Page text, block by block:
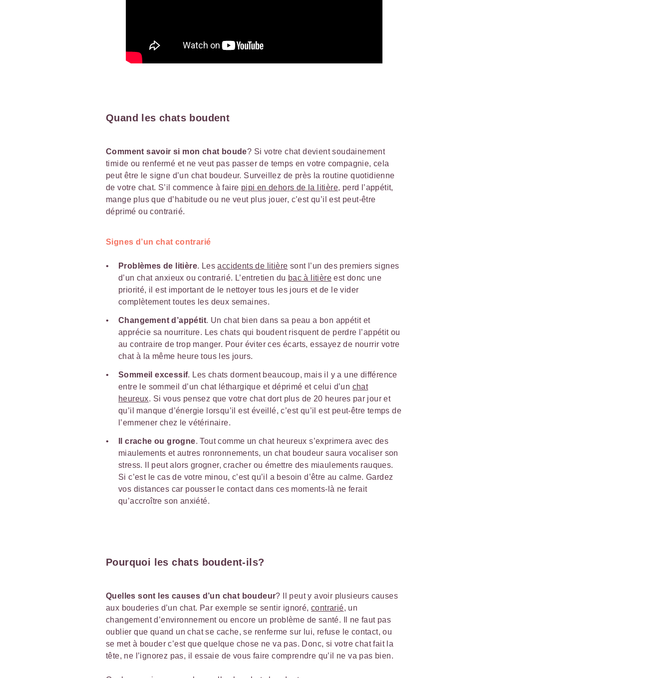
Quand les chats boudent
Comment savoir si mon chat boude? Si votre chat devient soudainement
timide ou renfermé et ne veut pas passer de temps en votre compagnie, cela
peut être le signe d’un chat boudeur. Surveillez de près la routine quotidienne
de votre chat. S’il commence à faire pipi en dehors de la litière, perd l’appétit,
mange plus que d’habitude ou ne veut plus jouer, c’est qu’il est peut-être
déprimé ou contrarié.
Signes d’un chat contrarié
Problèmes de litière. Lesaccidents de litière sont l’un des premiers signes
d’un chat anxieux ou contrarié. L’entretien du bac à litière est donc une
priorité, il est important de le nettoyer tous les jours et de le vider
complètement toutes les deux semaines.
Changement d’appétit. Un chat bien dans sa peau a bon appétit et
apprécie sa nourriture. Les chats qui boudent risquent de perdre l’appétit ou
au contraire de trop manger. Pour éviter ces écarts, essayez de nourrir votre
chat à la même heure tous les jours.
Sommeil excessif. Les chats dorment beaucoup, mais il y a une différence
entre le sommeil d’un chat léthargique et déprimé et celui d’un chat
heureux. Si vous pensez que votre chat dort plus de 20 heures par jour et
qu’il manque d’énergie lorsqu’il est éveillé, c’est qu’il est peut-être temps de
l’emmener chez le vétérinaire.
Il crache ou grogne. Tout comme un chat heureux s’exprimera avec des
miaulements et autres ronronnements, un chat boudeur saura vocaliser son
stress. Il peut alors grogner, cracher ou émettre des miaulements rauques.
Si c’est le cas de votre minou, c’est qu’il a besoin d’être au calme. Gardez
vos distances car pousser le contact dans ces moments-là ne ferait
qu’accroître son anxiété.
Pourquoi les chats boudent-ils?
Quelles sont les causes d’un chat boudeur? Il peut y avoir plusieurs causes
aux bouderies d’un chat. Par exemple se sentir ignoré, contrarié, un
changement d’environnement ou encore un problème de santé. Il ne faut pas
oublier que quand un chat se cache, se renferme sur lui, refuse le contact, ou
se met à bouder c’est que quelque chose ne va pas. Donc, si votre chat fait la
tête, ne l’ignorez pas, il essaie de vous faire comprendre qu’il ne va pas bien.